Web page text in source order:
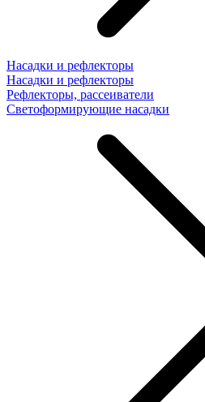
Насадки и рефлекторы
Насадки и рефлекторы
Рефлекторы, рассеиватели
Светоформирующие насадки